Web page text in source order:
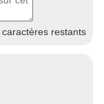
caractères restants